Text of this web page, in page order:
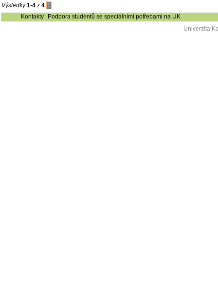
Výsledky1-4 z 4 1
Kontakty
Podpora studentů se speciálními potřebami na UK
Univerzita